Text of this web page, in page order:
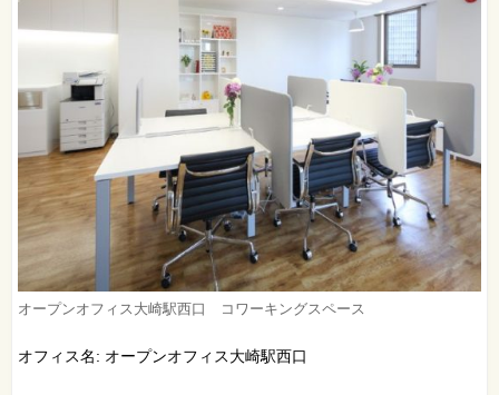
オープンオフィス大崎駅西口 コワーキングスペース
オフィス名: オープンオフィス大崎駅西口